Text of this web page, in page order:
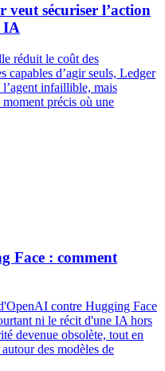
veut sécuriser l’action
IA
réduit le coût des
capables d’agir seuls, Ledger
infaillible, mais
moment précis où une
Face : comment
contre Hugging Face
ni le récit d'une IA hors
devenue obsolète, tout en
des modèles de